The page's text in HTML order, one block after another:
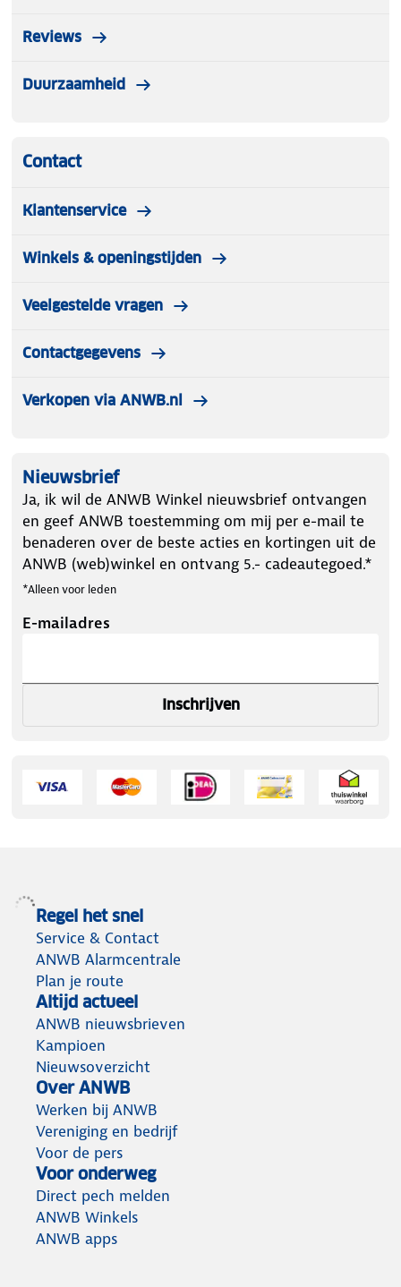
Reviews
Duurzaamheid
Contact
Klantenservice
Winkels & openingstijden
Veelgestelde vragen
Contactgegevens
Verkopen via ANWB.nl
Nieuwsbrief
Ja, ik wil de ANWB Winkel nieuwsbrief ontvangen
en geef ANWB toestemming om mij per e-mail te
benaderen over de beste acties en kortingen uit de
ANWB (web)winkel en ontvang 5.- cadeautegoed.*
*Alleen voor leden
E-mailadres
Inschrijven
Regel het snel
Service & Contact
ANWB Alarmcentrale
Plan je route
Altijd actueel
ANWB nieuwsbrieven
Kampioen
Nieuwsoverzicht
Over ANWB
Werken bij ANWB
Vereniging en bedrijf
Voor de pers
Voor onderweg
Direct pech melden
ANWB Winkels
ANWB apps